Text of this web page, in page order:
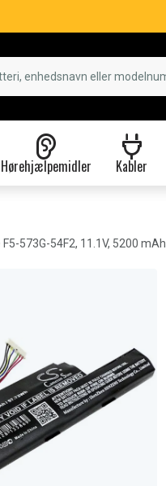
Hørehjælpemidler Kabler
573G-54F2, 11.1V, 5200 mAh